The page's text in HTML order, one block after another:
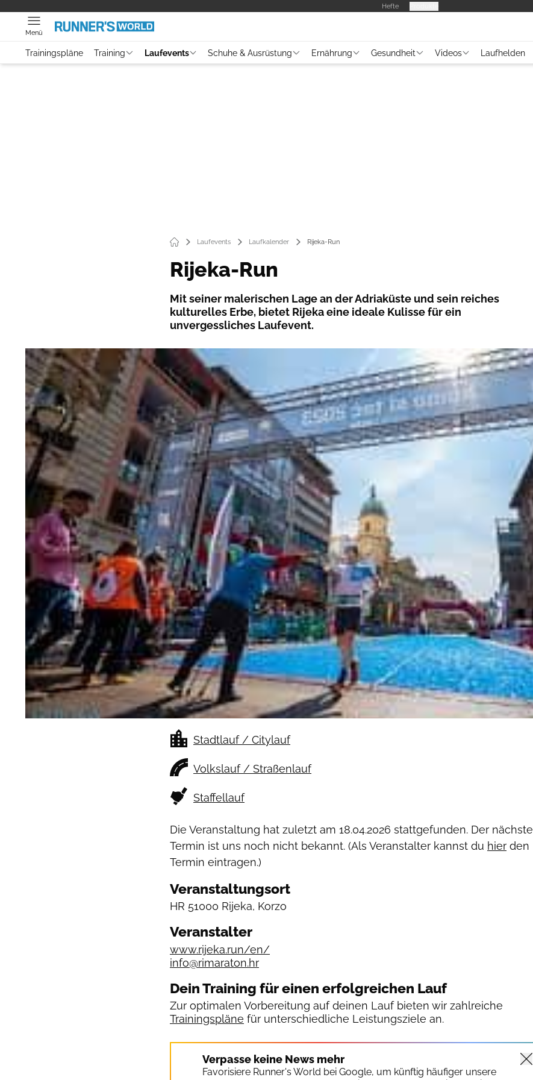
Hefte
Menü
Trainingspläne Training Laufevents Schuhe & Ausrüstung Ernährung Gesundheit Videos Laufhelden
Laufevents Laufkalender Rijeka-Run
Rijeka-Run
Mit seiner malerischen Lage an der Adriaküste und sein reiches
kulturelles Erbe, bietet Rijeka eine ideale Kulisse für ein
unvergessliches Laufevent.
Stadtlauf / Citylauf
Volkslauf / Straßenlauf
Staffellauf
Die Veranstaltung hat zuletzt am 18.04.2026 stattgefunden. Der nächste
Termin ist uns noch nicht bekannt. (Als Veranstalter kannst du hier den
Termin eintragen.)
Veranstaltungsort
HR 51000 Rijeka, Korzo
Veranstalter
www.rijeka.run/en/
info@rimaraton.hr
Dein Training für einen erfolgreichen Lauf
Zur optimalen Vorbereitung auf deinen Lauf bieten wir zahlreiche
Trainingspläne für unterschiedliche Leistungsziele an.
Verpasse keine News mehr
Favorisiere Runner's World bei Google, um künftig häufiger unsere